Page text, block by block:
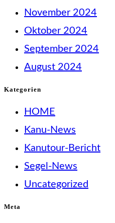
November 2024
Oktober 2024
September 2024
August 2024
Kategorien
HOME
Kanu-News
Kanutour-Bericht
Segel-News
Uncategorized
Meta